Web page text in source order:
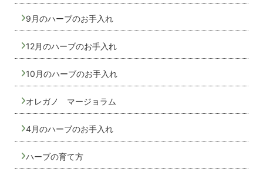
9月のハーブのお手入れ
12月のハーブのお手入れ
10月のハーブのお手入れ
オレガノ マージョラム
4月のハーブのお手入れ
ハーブの育て方